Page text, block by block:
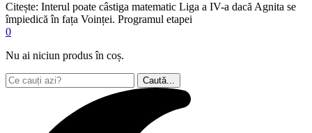
Citește: Interul poate câstiga matematic Liga a IV-a dacă Agnita se
împiedică în fața Voinței. Programul etapei
0
Nu ai niciun produs în coș.